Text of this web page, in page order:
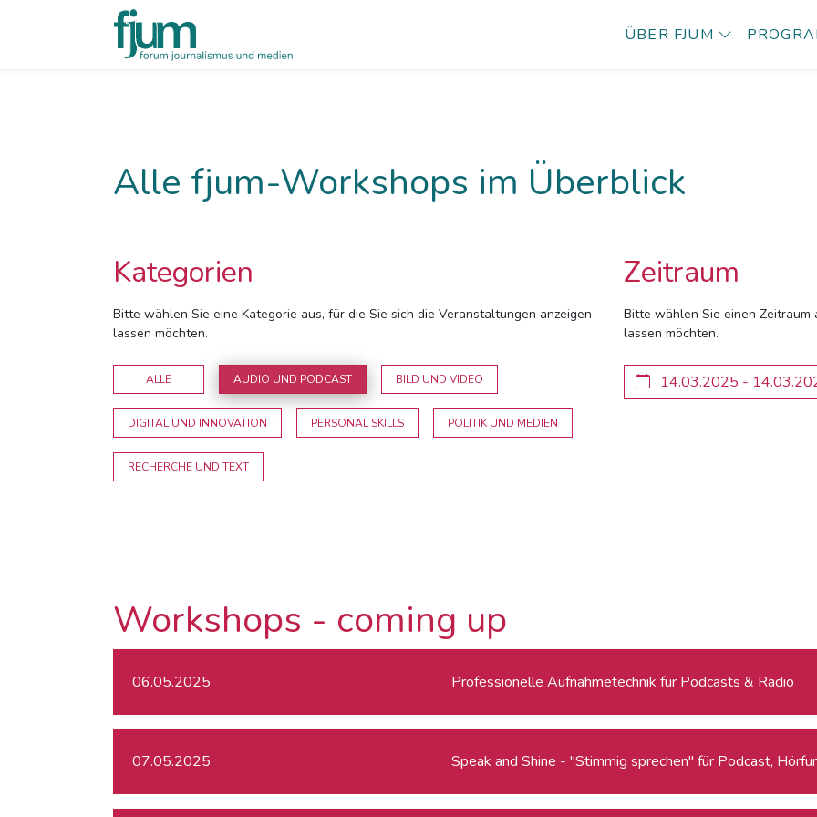
ÜBER FJUM
Alle fjum-Workshops im Überblick
Kategorien
Bitte wählen Sie eine Kategorie aus, für die Sie sich die Veranstaltungen anzeigen
lassen möchten.
ALLE AUDIO UND PODCAST BILD UND VIDEO
DIGITAL UND INNOVATION PERSONAL SKILLS POLITIK UND MEDIEN
RECHERCHE UND TEXT
Zeitraum
Bitte wählen Sie einen Zeitraum
lassen möchten.
Workshops - coming up
06.05.2025 Professionelle Aufnahmetechnik für Podcasts & Radio
07.05.2025 Speak and Shine - "Stimmig sprechen" für Podcast,